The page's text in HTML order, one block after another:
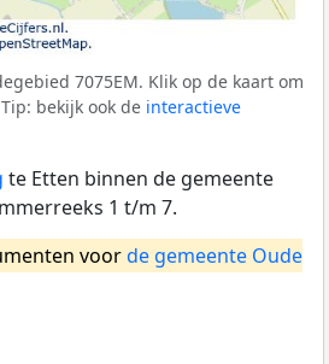
7075EM. Klik op de kaart om
bekijk ook de interactieve
te Etten binnen de gemeente
1 t/m 7.
voorde gemeente Oude